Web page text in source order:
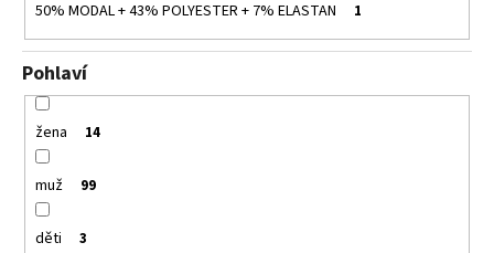
50% MODAL + 43% POLYESTER + 7% ELASTAN 1
Pohlaví
žena 14
muž 99
děti 3